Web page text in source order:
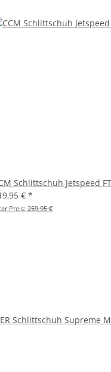
Schlittschuh Jetspeed
€ *
Preis: 259,95 €